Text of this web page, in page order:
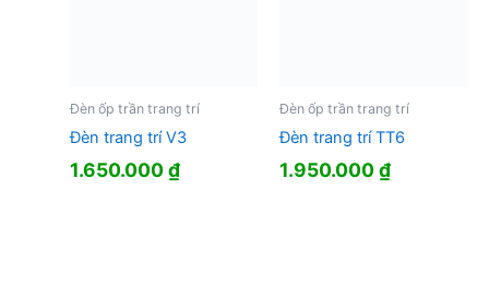
Đèn ốp trần trang trí
Đèn trang trí V3
1.650.000₫
Đèn ốp trần trang trí
Đèn trang trí TT6
1.950.000₫